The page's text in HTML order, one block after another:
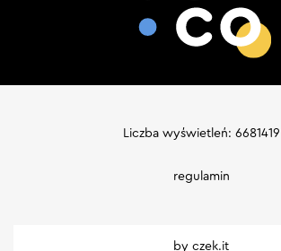
by czek.it
Liczba wyświetleń: 6681419
regulamin